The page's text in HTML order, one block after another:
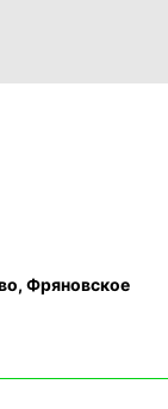
Фряновское